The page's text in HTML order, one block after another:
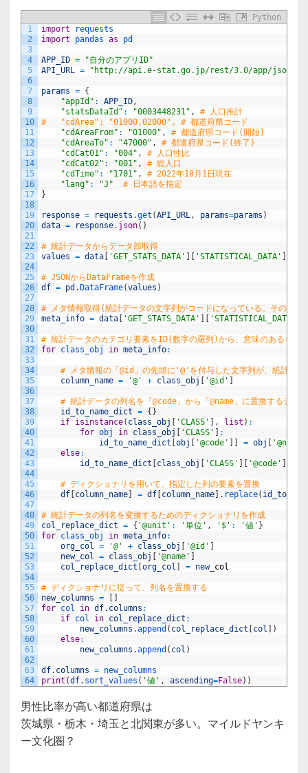
Python
1
2
3
4
5
6
7
8
9
10
11
12
13
14
15
16
17
18
19
20
21
22
23
24
25
26
27
28
29
30
31
32
33
34
35
36
37
38
39
40
41
42
43
44
45
46
47
48
49
50
51
52
53
54
55
56
57
58
59
60
61
62
63
64
import
requests
import
pandas as pd
APP_ID =
"自分のアプリID"
API_URL = "http://api.e-stat.go.jp/rest/3.0/app/json/
params = {
"appId" : APP_ID,
"statsDataId" : "0003448231" ,
# 人口推計
#   "cdArea": "01000,02000", # 都道府県コード
"cdAreaFrom" : "01000" ,
# 都道府県コード(開始)
"cdAreaTo" : "47000" ,
# 都道府県コード(終了)
"cdCat01" : "004" ,
# 人口性比
"cdCat02" : "001" ,
# 総人口
"cdTime" : "1701" ,
# 2022年10月1日現在
"lang" : "J"
# 日本語を指定
}
response = requests .get (API_URL, params=params )
data = response. json( )
# 統計データからデータ部取得
values = data [ 'GET_STATS_DATA' ] [ 'STATISTICAL_DATA' ]
# JSONからDataFrameを作成
df = pd .DataFrame(values )
# メタ情報取得(統計データの文字列がコードになっている。その対応
meta_info = data [ 'GET_STATS_DATA' ] [ 'STATISTICAL_DATA'
# 統計データのカテゴリ要素をID(数字の羅列)から、意味のある名称
for class_obj in meta_info:
# メタ情報の「@id」の先頭に'@'を付与した文字列が、統計デー
column_name = '@' + class_obj [ '@id' ]
# 統計データの列名を「@code」から「@name」に置換するディ
id_to_name_dict = {}
if isinstance( class_obj [ 'CLASS' ] , list ) :
for obj in class_obj [ 'CLASS' ] :
id_to_name_dict [obj [ '@code' ] ] = obj [ '@name'
else:
id_to_name_dict [class_obj [ 'CLASS' ] [ '@code' ]
# ディクショナリを用いて、指定した列の要素を置換
df [column_name] = df [column_name] . replace(
# 統計データの列名を変換するためのディクショナリを作成
col_replace_dict = { '@unit' : '単位' , '$' : '値' }
for class_obj in meta_info:
org_col = '@' + class_obj [ '@id' ]
new_col = class_obj [ '@name' ]
col_replace_dict [org_col ] = new_ col
# ディクショナリに従って、列名を置換する
new_columns = [ ]
for col in df. columns :
if col in col_replace_dict :
new_columns .append ( col_replace_dict [col ] )
else:
new_columns .append ( col )
df. columns = new_columns
print (df. sort_values ( '値' , ascending=False) )
男性比率が高い都道府県は
茨城県・栃木・埼玉と北関東が多い。マイルドヤンキ
ー文化圏？